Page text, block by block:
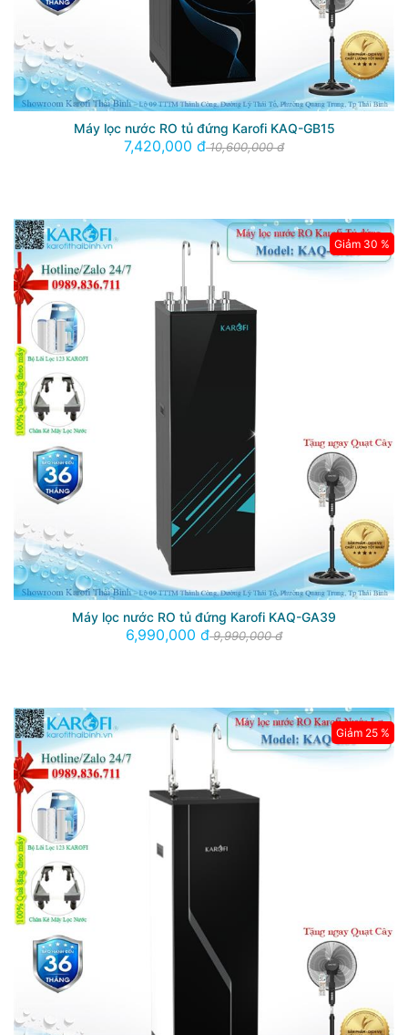
Máy lọc nước RO tủ đứng Karofi KAQ-GB15
7,420,000 đ10,600,000 đ
Máy lọc nước RO tủ đứng Karofi KAQ-GA39
6,990,000 đ9,990,000 đ
Giảm 30 %
Giảm 25 %